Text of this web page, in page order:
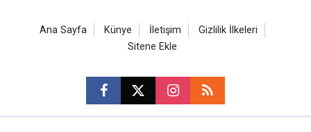
Ana Sayfa Künye İletişim
Gizlilik İlkeleri
Sitene Ekle